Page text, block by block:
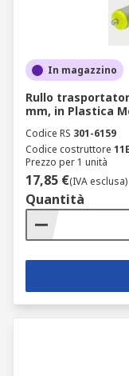
In magazzino
Rullo
mm, in Plastica
Codice RS 301-6159
Codice costruttore
Prezzo per 1 unità
17,85 €(IVA esclusa)
Quantità